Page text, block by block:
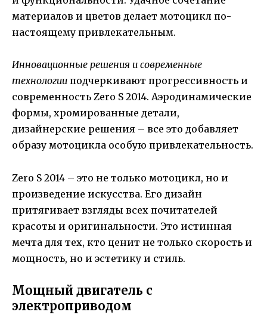
материалов и цветов делает мотоцикл по-
настоящему привлекательным.
Инновационные решения и современные
технологии подчеркивают прогрессивность и
современность Zero S 2014. Аэродинамические
формы, хромированные детали,
дизайнерские решения – все это добавляет
образу мотоцикла особую привлекательность.
Zero S 2014 – это не только мотоцикл, но и
произведение искусства. Его дизайн
притягивает взгляды всех почитателей
красоты и оригинальности. Это истинная
мечта для тех, кто ценит не только скорость и
мощность, но и эстетику и стиль.
Мощный двигатель с
электроприводом